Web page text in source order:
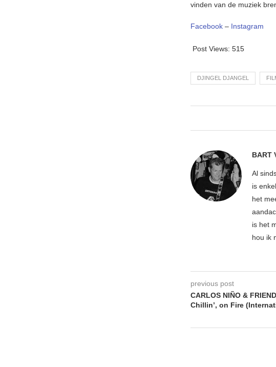
vinden van de muziek
Facebook – Instagram
Post Views: 515
DJINGEL DJANGEL
BART
Al
is
het
is het
hou ik
previous post
CARLOS NIÑO &
Chillin’, on Fire